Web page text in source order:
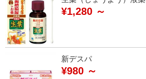
¥1,280 ～
新デスパ
¥980 ～